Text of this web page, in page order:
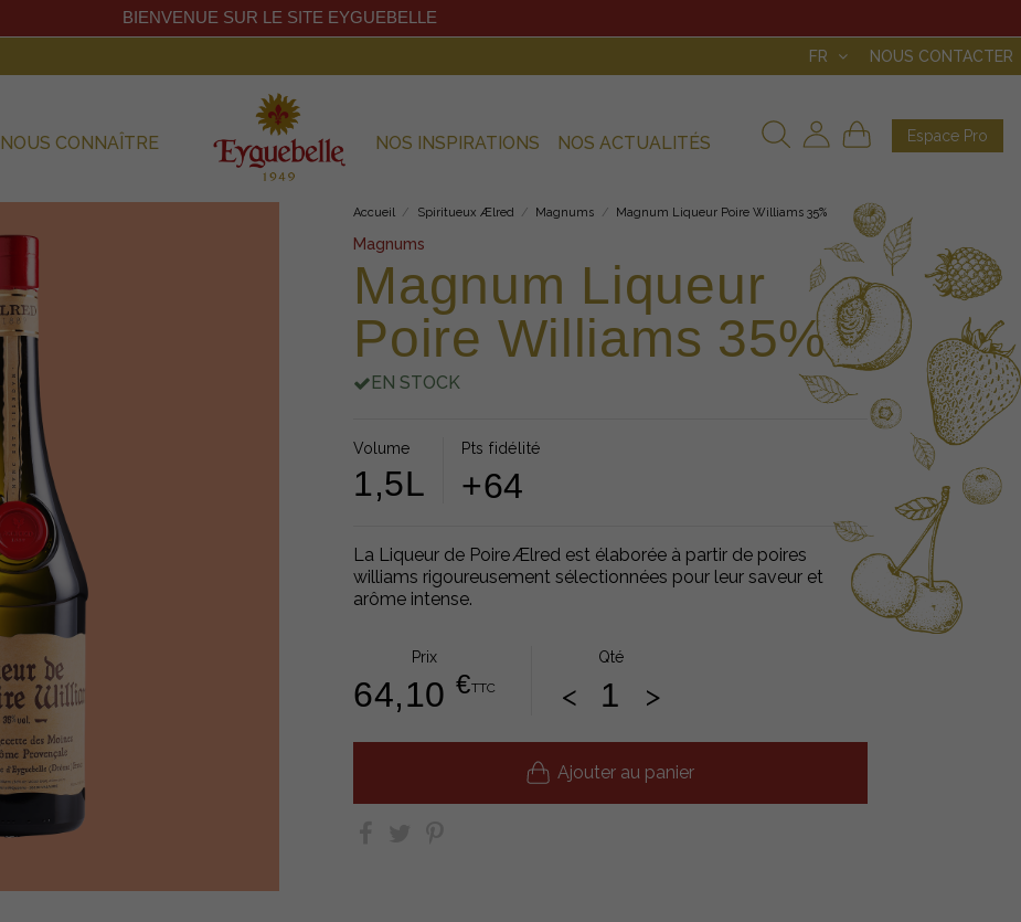
FR NOUS CONTACTER
Espace Pro
NOUS CONNAÎTRE NOS INSPIRATIONS NOS ACTUALITÉS
BIENVENUE SUR LE SITE EYGUEBELLE
Accueil Spiritueux Ælred Magnums Magnum Liqueur Poire Williams 35%
Magnums
Magnum Liqueur
Poire Williams 35%
EN STOCK
Volume
1,5L
Pts fidélité
+64
La Liqueur de Poire Ælred est élaborée à partir de poires
williams rigoureusement sélectionnées pour leur saveur et
arôme intense.
Prix
64,10€TTC
Qté
< >
Ajouter au panier